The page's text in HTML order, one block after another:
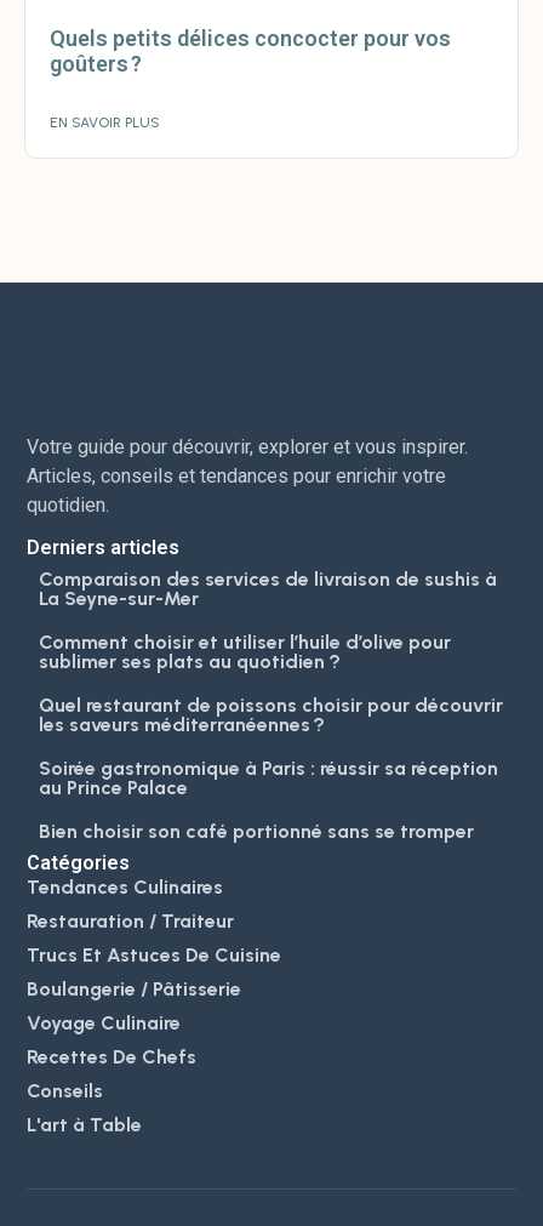
Quels petits délices concocter pour vos
goûters ?
EN SAVOIR PLUS
Votre guide pour découvrir, explorer et vous inspirer.
Articles, conseils et tendances pour enrichir votre
quotidien.
Derniers articles
Comparaison des services de livraison de sushis à
La Seyne-sur-Mer
Comment choisir et utiliser l’huile d’olive pour
sublimer ses plats au quotidien ?
Quel restaurant de poissons choisir pour découvrir
les saveurs méditerranéennes ?
Soirée gastronomique à Paris : réussir sa réception
au Prince Palace
Bien choisir son café portionné sans se tromper
Catégories
Tendances Culinaires
Restauration / Traiteur
Trucs Et Astuces De Cuisine
Boulangerie / Pâtisserie
Voyage Culinaire
Recettes De Chefs
Conseils
L'art à Table